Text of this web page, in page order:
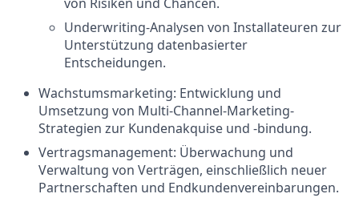
Underwriting-Analysen von Installateuren zur
Unterstützung datenbasierter
Entscheidungen.
Wachstumsmarketing: Entwicklung und
Umsetzung von Multi-Channel-Marketing-
Strategien zur Kundenakquise und -bindung.
Vertragsmanagement: Überwachung und
Verwaltung von Verträgen, einschließlich neuer
Partnerschaften und Endkundenvereinbarungen.